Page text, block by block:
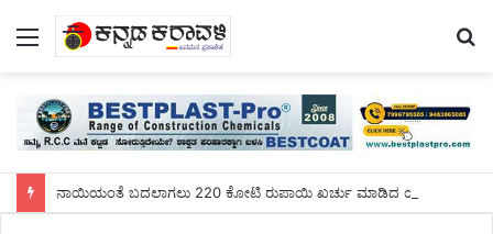
Menu
ನಾಯಿಯಂತೆ ಬದಲಾಗಲು 220 ಕೋಟಿ ರುಪಾಯಿ ಖರ್ಚು ಮಾಡಿದ ಯುವಕ!